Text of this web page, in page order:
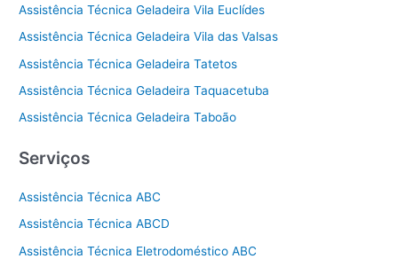
Assistência Técnica Geladeira Vila Euclídes
Assistência Técnica Geladeira Vila das Valsas
Assistência Técnica Geladeira Tatetos
Assistência Técnica Geladeira Taquacetuba
Assistência Técnica Geladeira Taboão
Serviços
Assistência Técnica ABC
Assistência Técnica ABCD
Assistência Técnica Eletrodoméstico ABC